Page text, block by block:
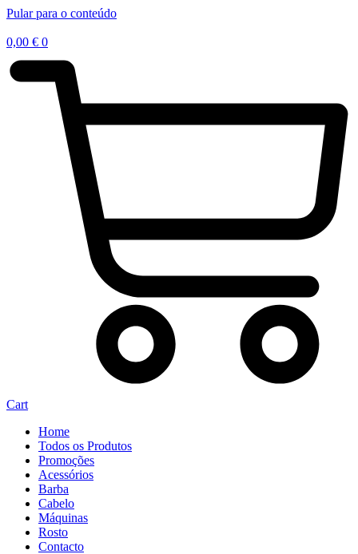
Pular para o conteúdo
0,00 € 0
Cart
Home
Todos os Produtos
Promoções
Acessórios
Barba
Cabelo
Máquinas
Rosto
Contacto